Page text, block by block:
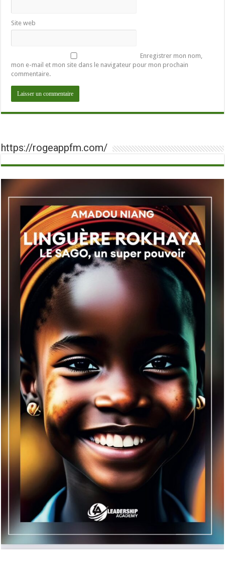
Site web
Enregistrer mon nom,
mon e-mail et mon site dans le navigateur pour mon prochain
commentaire.
https://rogeappfm.com/